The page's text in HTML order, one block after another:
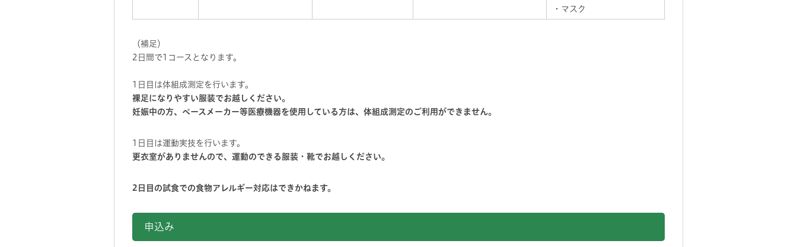
・マスク
（補足）
2日間で1コースとなります。
1日目は体組成測定を行います。
裸足になりやすい服装でお越しください。
妊娠中の方、ペースメーカー等医療機器を使用している方は、体組成測定のご利用ができません。
1日目は運動実技を行います。
更衣室がありませんので、運動のできる服装・靴でお越しください。
2日目の試食での食物アレルギー対応はできかねます。
申込み